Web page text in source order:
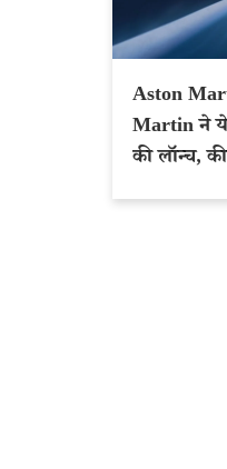
Aston
Martin ने ये
की लॉन्च,